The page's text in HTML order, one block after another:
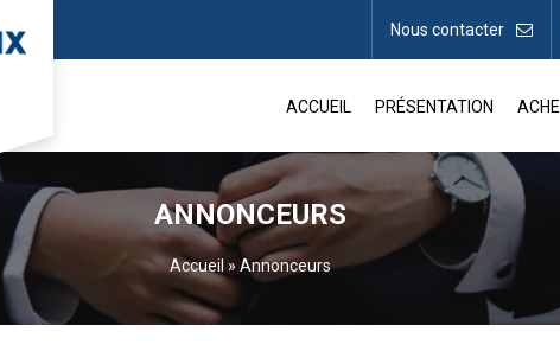
Nous contacter
ACCUEIL PRÉSENTATION
ANNONCEURS
Accueil » Annonceurs